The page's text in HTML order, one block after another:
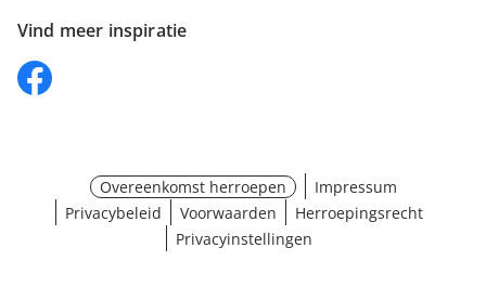
Vind meer inspiratie
Overeenkomst herroepen
Impressum
Privacybeleid
Voorwaarden
Herroepingsrecht
Privacyinstellingen